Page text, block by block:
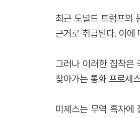
최근 도널드 트럼프의
근거로 취급된다. 이에
그러나 이러한 집착은
찾아가는 통화 프로세
미제스는 무역 흑자에